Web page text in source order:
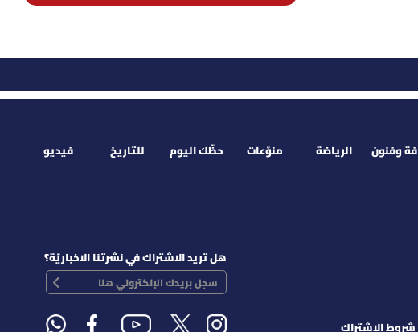
وفنون الرياضة منوّعات حظّك اليوم للتاريخ فيديو
شروط الإشتراك
هل تريد الاشتراك في نشرتنا الاخباريّة؟